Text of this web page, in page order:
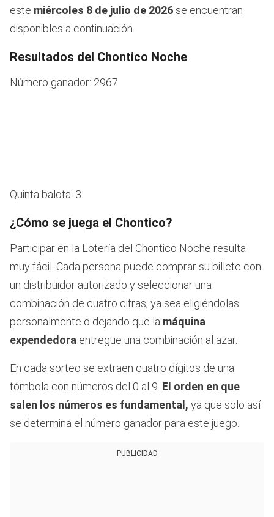
este miércoles 8 de julio de 2026 se encuentran
disponibles a continuación.
Resultados del Chontico Noche
Número ganador: 2967
Quinta balota: 3
¿Cómo se juega el Chontico?
Participar en la Lotería del Chontico Noche resulta
muy fácil. Cada persona puede comprar su billete con
un distribuidor autorizado y seleccionar una
combinación de cuatro cifras, ya sea eligiéndolas
personalmente o dejando que la máquina
expendedora entregue una combinación al azar.
En cada sorteo se extraen cuatro dígitos de una
tómbola con números del 0 al 9. El orden en que
salen los números es fundamental, ya que solo así
se determina el número ganador para este juego.
PUBLICIDAD